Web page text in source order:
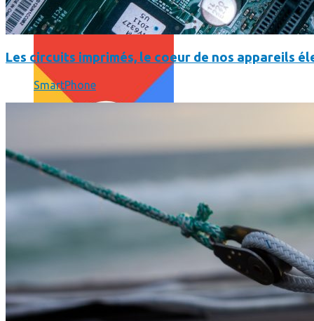
Pourquoi les outils de Google sont-ils devenus
Comment utiliser « Photoshop » gratuitement et légalement
Les circuits imprimés, le coeur de nos appareils
SmartPhone